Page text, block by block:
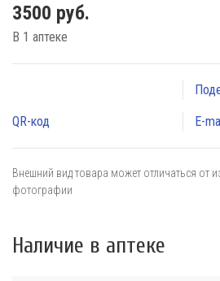
3500 руб.
В 1 аптеке
QR-код E-
Внешний вид товара может отличаться от
фотографии
Наличие в аптеке